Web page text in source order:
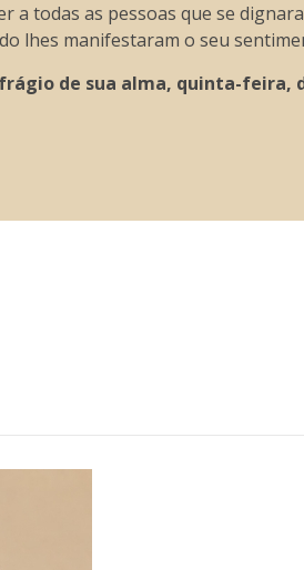
a todas as pessoas que se
lhes manifestaram o seu
de sua alma, quinta-feira,